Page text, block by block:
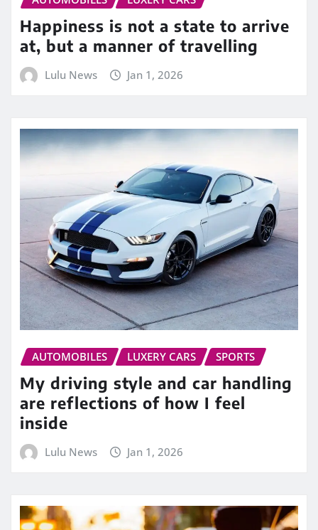
Happiness is not a state to arrive
at, but a manner of travelling
Lulu News Jan 1, 2026
AUTOMOBILES LUXERY CARS SPORTS
My driving style and car handling
are reflections of how I feel
inside
Lulu News Jan 1, 2026